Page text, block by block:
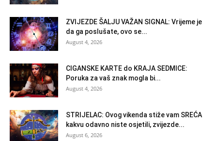
ZVIJEZDE ŠALJU VAŽAN SIGNAL: Vrijeme je
da ga poslušate, ovo se...
August 4, 2026
CIGANSKE KARTE do KRAJA SEDMICE:
Poruka za vaš znak mogla bi...
August 4, 2026
STRIJELAC: Ovog vikenda stiže vam SREĆA
kakvu odavno niste osjetili, zvijezde...
August 6, 2026